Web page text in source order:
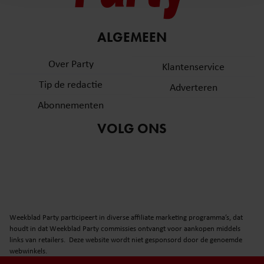
en om ons websiteverkeer te analyseren. Ook delen we
informatie over uw gebruik van onze site met onze
partners voor social media, adverteren en analyse. Deze
informatie die u aan ze heeft verstrekt of die ze hebben
gaat akkoord met onze cookies als u onze website blijft
gebruiken.
ALGEMEEN
Over Party
Tip de redactie
Abonnementen
Klantenservice
Adverteren
VOLG ONS
Weekblad Party participeert in diverse affiliate marketing programma’s, dat
houdt in dat Weekblad Party commissies ontvangt voor aankopen middels
links van retailers. Deze website wordt niet gesponsord door de genoemde
webwinkels.